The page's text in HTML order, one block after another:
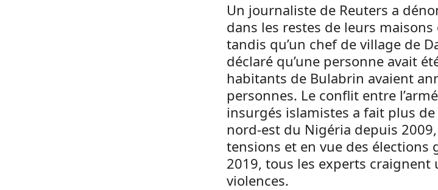
Un journaliste de Reuters a
dans les restes de leurs
tandis qu’un chef de village de
déclaré qu’une personne avait
habitants de Bulabrin avaient
personnes. Le conflit entre
insurgés islamistes a fait plus
nord-est du Nigéria depuis
tensions et en vue des élections
2019, tous les experts craignent
violences.